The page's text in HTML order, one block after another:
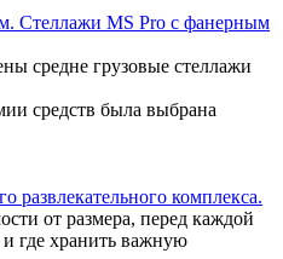
Стеллажи MS Pro c фанерным
средне грузовые стеллажи
средств была выбрана
комплекса.
от размера, перед каждой
где хранить важную